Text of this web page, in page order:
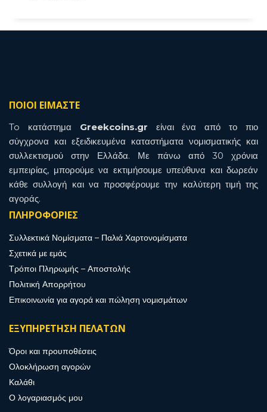
ΠΟΙΟΙ ΕΙΜΑΣΤΕ
To κατάστημα Greekcoins.gr είναι ένα από το πιο
σύγχρονα και εξειδικευμένα καταστήματα νομισματικής και
συλλεκτισμού στην Ελλάδα. Με πάνω από 30 χρόνια
εμπειρίας, μπορούμε να εκτιμήσουμε υπεύθυνα και δωρεάν
κάθε συλλογή και να προσφέρουμε την καλύτερη τιμή της
αγοράς.
ΠΛΗΡΟΦΟΡΙΕΣ
Συλλεκτικά Νομίσματα – Παλιά Χαρτονομίσματα
Σχετικά με εμάς
Τρόποι Πληρωμής – Αποστολής
Πολιτική Απορρήτου
Επικοινωνία για αγορά και πώληση νομισμάτων
ΕΞΥΠΗΡΕΤΗΣΗ ΠΕΛΑΤΩΝ
Όροι και προυποθέσεις
Ολοκλήρωση αγορών
Καλάθι
Ο λογαριασμός μου